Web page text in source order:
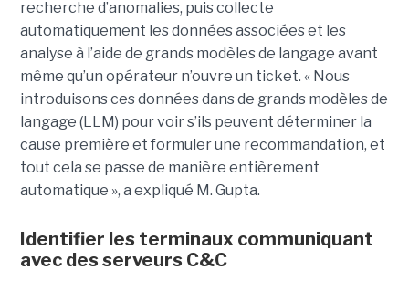
recherche d’anomalies, puis collecte
automatiquement les données associées et les
analyse à l’aide de grands modèles de langage avant
même qu’un opérateur n’ouvre un ticket. « Nous
introduisons ces données dans de grands modèles de
langage (LLM) pour voir s’ils peuvent déterminer la
cause première et formuler une recommandation, et
tout cela se passe de manière entièrement
automatique », a expliqué M. Gupta.
Identifier les terminaux communiquant
avec des serveurs C&C